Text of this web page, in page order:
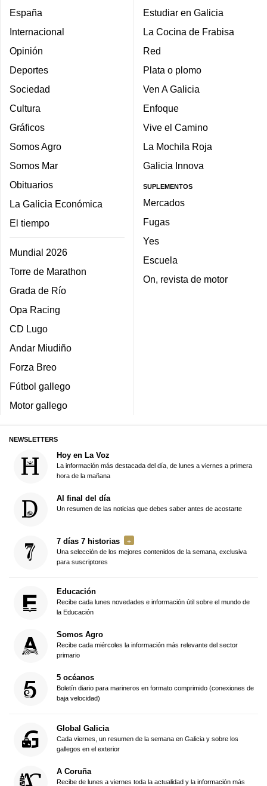
España
Internacional
Opinión
Deportes
Sociedad
Cultura
Gráficos
Somos Agro
Somos Mar
Obituarios
La Galicia Económica
El tiempo
Mundial 2026
Torre de Marathon
Grada de Río
Opa Racing
CD Lugo
Andar Miudiño
Forza Breo
Fútbol gallego
Motor gallego
Estudiar en Galicia
La Cocina de Frabisa
Red
Plata o plomo
Ven A Galicia
Enfoque
Vive el Camino
La Mochila Roja
Galicia Innova
SUPLEMENTOS
Mercados
Fugas
Yes
Escuela
On, revista de motor
NEWSLETTERS
Hoy en La Voz
La información más destacada del día, de lunes a viernes a primera
hora de la mañana
Al final del día
Un resumen de las noticias que debes saber antes de acostarte
7 días 7 historias
Una selección de los mejores contenidos de la semana, exclusiva
para suscriptores
Educación
Recibe cada lunes novedades e información útil sobre el mundo de
la Educación
Somos Agro
Recibe cada miércoles la información más relevante del sector
primario
5 océanos
Boletín diario para marineros en formato comprimido (conexiones de
baja velocidad)
Global Galicia
Cada viernes, un resumen de la semana en Galicia y sobre los
gallegos en el exterior
A Coruña
Recibe de lunes a viernes toda la actualidad y la información más